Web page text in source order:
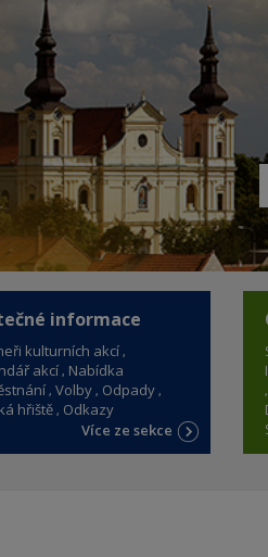
informace
kulturních akcí
akcí Nabídka
Volby Odpady
hřiště Odkazy
Více ze sekce